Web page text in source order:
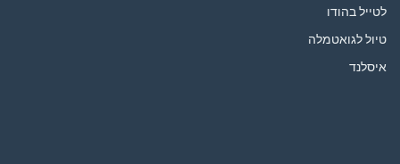
לטייל בהודו
טיול לגואטמלה
איסלנד